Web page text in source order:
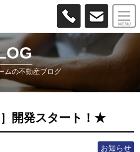
ムの不動産ブログ
］開発スタート！★
お知らせ
MENU